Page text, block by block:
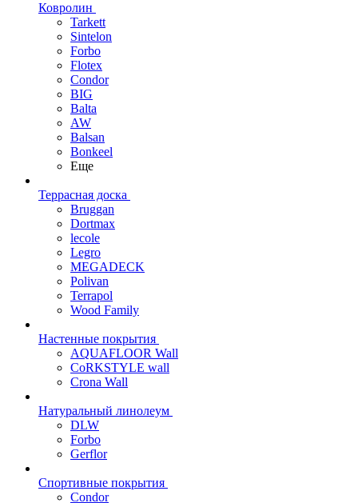
Ковролин
Tarkett
Sintelon
Forbo
Flotex
Condor
BIG
Balta
AW
Balsan
Bonkeel
Еще
Террасная доска
Bruggan
Dortmax
lecole
Legro
MEGADECK
Polivan
Terrapol
Wood Family
Настенные покрытия
AQUAFLOOR Wall
CoRKSTYLE wall
Crona Wall
Натуральный линолеум
DLW
Forbo
Gerflor
Спортивные покрытия
Condor